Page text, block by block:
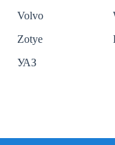
Volvo
Zotye
УАЗ